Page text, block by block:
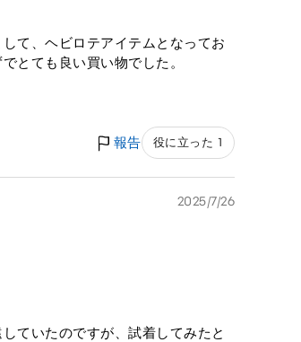
て、ヘビロテアイテムとなってお
とても良い買い物でした。
報告 役に立った 1
2025/7/26
ていたのですが、試着してみたと